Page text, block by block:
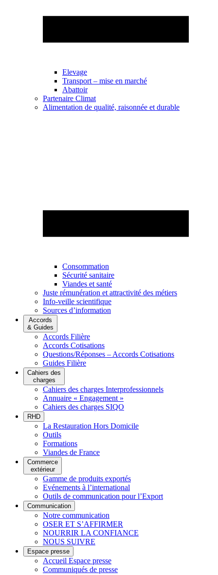
Elevage
Transport – mise en marché
Abattoir
Partenaire Climat
Alimentation de qualité, raisonnée et durable
Consommation
Sécurité sanitaire
Viandes et santé
Juste rémunération et attractivité des métiers
Info-veille scientifique
Sources d’information
Accords
& Guides
Accords Filière
Accords Cotisations
Questions/Réponses – Accords Cotisations
Guides Filière
Cahiers des
charges
Cahiers des charges Interprofessionnels
Annuaire « Engagement »
Cahiers des charges SIQO
RHD
La Restauration Hors Domicile
Outils
Formations
Viandes de France
Commerce
extérieur
Gamme de produits exportés
Evénements à l’international
Outils de communication pour l’Export
Communication
Notre communication
OSER ET S’AFFIRMER
NOURRIR LA CONFIANCE
NOUS SUIVRE
Espace presse
Accueil Espace presse
Communiqués de presse